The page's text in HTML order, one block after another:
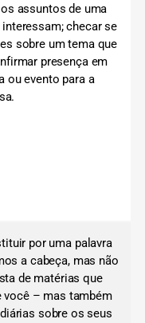
assuntos de uma
interessam;checar se
sobre um tema que
presença em
ou evento para a
por uma palavra
a cabeça, mas não
de matérias que
você – mas também
sobre os seus